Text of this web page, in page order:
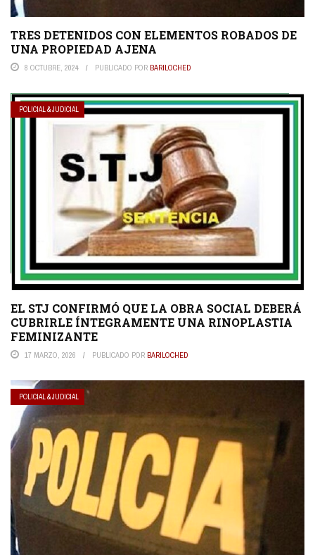
TRES DETENIDOS CON ELEMENTOS ROBADOS DE
UNA PROPIEDAD AJENA
8 OCTUBRE, 2024 PUBLICADO POR BARILOCHED
POLICIAL & JUDICIAL
EL STJ CONFIRMÓ QUE LA OBRA SOCIAL DEBERÁ
CUBRIRLE ÍNTEGRAMENTE UNA RINOPLASTIA
FEMINIZANTE
17 MARZO, 2026 PUBLICADO POR BARILOCHED
POLICIAL & JUDICIAL